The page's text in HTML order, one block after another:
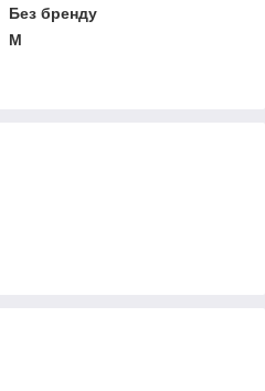
Без бренду
M